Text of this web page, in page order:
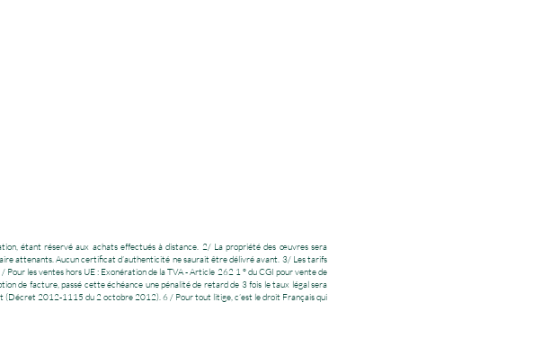
étant réservé aux achats effectués à distance. 2/ La propriété des œuvres sera
attenants. Aucun certificat d’authenticité ne saurait être délivré avant. 3/ Les tarifs
les ventes hors UE : Exonération de la TVA - Article 262 1 ° du CGI pour vente de
de facture, passé cette échéance une pénalité de retard de 3 fois le taux légal sera
(Décret 2012-1115 du 2 octobre 2012). 6 / Pour tout litige, c’est le droit Français qui